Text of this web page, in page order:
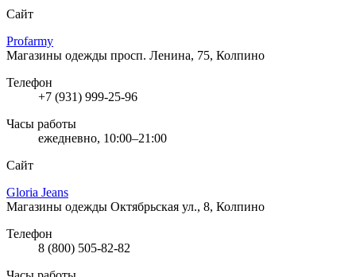
Сайт
Profarmy
Магазины одежды просп. Ленина, 75, Колпино
Телефон
+7 (931) 999-25-96
Часы работы
ежедневно, 10:00–21:00
Сайт
Gloria Jeans
Магазины одежды Октябрьская ул., 8, Колпино
Телефон
8 (800) 505-82-82